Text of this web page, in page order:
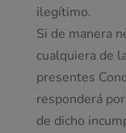
ilegítimo.
Si de manera
cualquiera de
presentes
responderá
de dicho